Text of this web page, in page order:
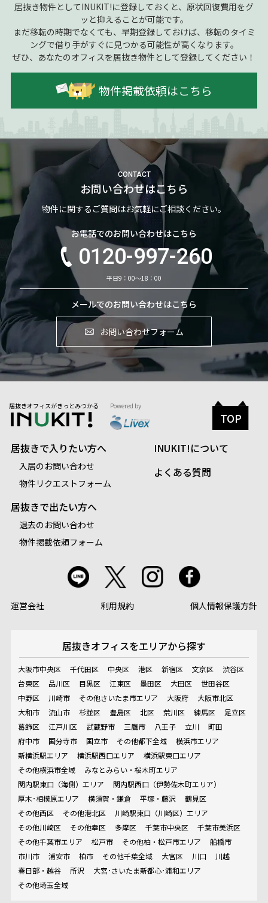
居抜き物件としてINUKIT!に登録しておくと、原状回復費用をグ
ッと抑えることが可能です。
まだ移転の時期でなくても、早期登録しておけば、移転のタイミ
ングで借り手がすぐに見つかる可能性が高くなります。
ぜひ、あなたのオフィスを居抜き物件として登録してください！
物件掲載依頼はこちら
CONTACT
お問い合わせはこちら
物件に関するご質問はお気軽にご相談ください。
お電話でのお問い合わせはこちら
0120-997-260
平日9：00～18：00
メールでのお問い合わせはこちら
お問い合わせフォーム
居抜きオフィスがきっとみつかる Powered by
居抜きで入りたい方へ
入居のお問い合わせ
物件リクエストフォーム
居抜きで出たい方へ
退去のお問い合わせ
物件掲載依頼フォーム
INUKIT!について
よくある質問
運営会社 利用規約 個人情報保護方針
居抜きオフィスをエリアから探す
大阪市中央区 千代田区 中央区 港区 新宿区 文京区
渋谷区
台東区
品川区 目黒区 江東区 墨田区 大田区
世田谷区
中野区
川崎市 その他さいたま市エリア 大阪府
大阪市北区
大和市
流山市 杉並区 豊島区 北区 荒川区 練馬区
足立区
葛飾区
江戸川区 武蔵野市 三鷹市 八王子 立川
町田
府中市
国分寺市 国立市 その他都下全域
横浜市エリア
新横浜駅エリア
横浜駅西口エリア
横浜駅東口エリア
その他横浜市全域
みなとみらい・桜木町エリア
関内駅東口（海側）エリア
関内駅西口（伊勢佐木町エリア）
厚木･相模原エリア
横須賀・鎌倉 平塚・藤沢
鶴見区
その他西区
その他港北区
川崎駅東口（川崎区）エリア
その他川崎区
その他幸区 多摩区 千葉市中央区
千葉市美浜区
その他千葉市エリア
松戸市 その他柏・松戸市エリア
船橋市
市川市
浦安市 柏市 その他千葉全域 大宮区 川口
川越
春日部・越谷
所沢
大宮･さいたま新都心･浦和エリア
その他埼玉全域
TOP